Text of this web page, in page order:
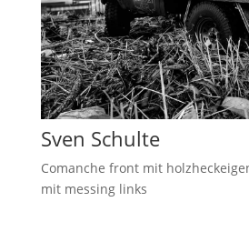
Sven Schulte
Comanche front mit
mit messing links